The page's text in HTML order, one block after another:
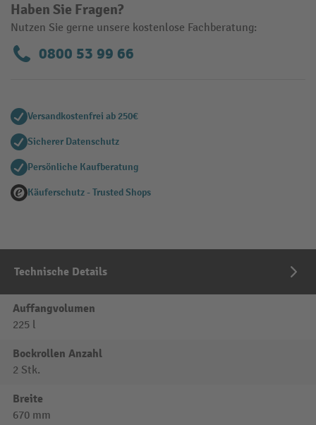
Haben Sie Fragen?
Nutzen Sie gerne unsere kostenlose Fachberatung:
0800 53 99 66
Versandkostenfrei ab 250€
Sicherer Datenschutz
Persönliche Kaufberatung
Käuferschutz - Trusted Shops
Technische Details
Auffangvolumen
225 l
Bockrollen Anzahl
2 Stk.
Breite
670 mm